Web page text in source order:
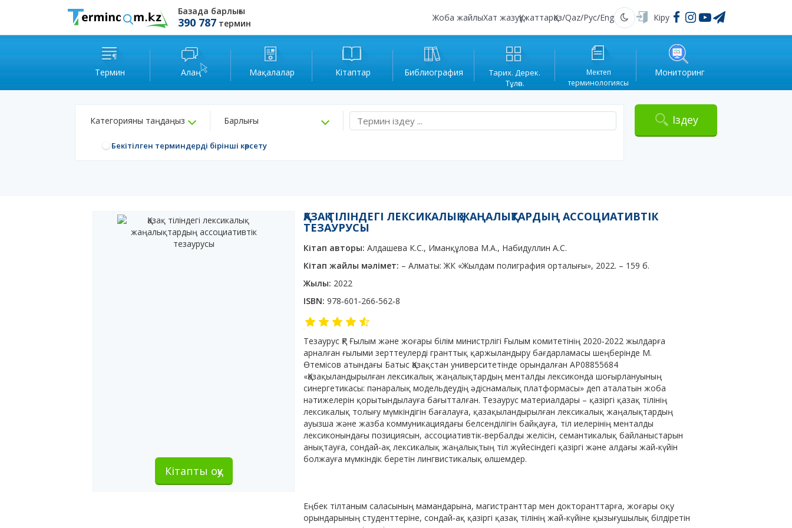
Базада барлығы
390 787 термин
Жоба жайлыХат жазуҚұжаттарҚаз/Qaz/Рус/Eng Қараңғы Кіру
Термин Алаң Мақалалар Кітаптар Библиография
Тарих. Дерек.
Тұлға.
Мектеп
терминологиясы
Мониторинг
Категорияны таңдаңыз Барлығы
Бекітілген терминдерді бірінші көрсету
Іздеу
Кітапты оқу
ҚАЗАҚ ТІЛІНДЕГІ ЛЕКСИКАЛЫҚ ЖАҢАЛЫҚТАРДЫҢ АССОЦИАТИВТІК
ТЕЗАУРУСЫ
Кітап авторы: Алдашева К.С., Иманқұлова М.А., Набидуллин А.С.
Кітап жайлы мәлімет: – Алматы: ЖК «Жылдам полиграфия орталығы», 2022. – 159 б.
Жылы: 2022
ISBN: 978‐601‐266‐562‐8
Тезаурус ҚР Ғылым және жоғары білім министрлігі Ғылым комитетінің 2020‐2022 жылдарға
арналған ғылыми зерттеулерді гранттық қаржыландыру бағдарламасы шеңберінде М.
Өтемісов атындағы Батыс Қазақстан университетінде орындалған AP08855684
«Қазақыландырылған лексикалық жаңалықтардың менталды лексиконда шоғырлануының
синергетикасы: пәнаралық модельдеудің әдіснамалық платформасы» деп аталатын жоба
нəтижелерін қорытындылауға бағытталған. Тезаурус материалдары – қазіргі қазақ тілінің
лексикалық толығу мүмкіндігін бағалауға, қазақыландырылған лексикалық жаңалықтардың
ауызша және жазба коммуникациядағы белсенділігін байқауға, тіл иелерінің менталды
лексиконындағы позициясын, ассоциативтік‐вербалды желісін, семантикалық байланыстарын
анықтауға, сондай‐ақ лексикалық жаңалықтың тіл жүйесіндегі қазіргі және алдағы жай‐күйін
болжауға мүмкіндік беретін лингвистикалық өлшемдер.
Еңбек тілтаным саласының мамандарына, магистранттар мен докторанттарға, жоғары оқу
орындарының студенттеріне, сондай‐ақ қазіргі қазақ тілінің жай‐күйіне қызығушылық білдіретін